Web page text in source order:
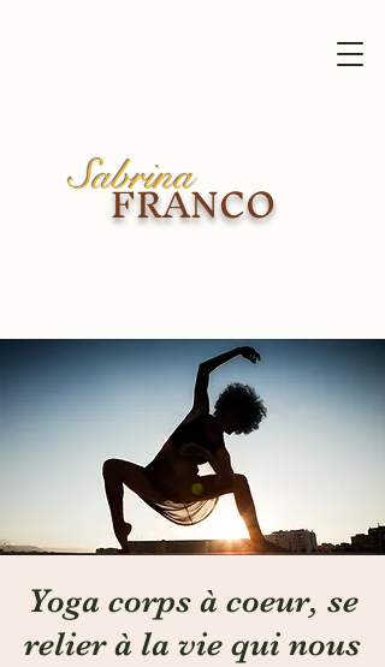
Sabrina
FRANCO
Yoga corps à coeur, se
relier à la vie qui nous